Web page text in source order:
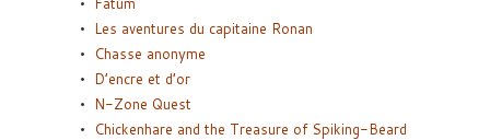
Les aventures du capitaine Ronan
Chasse anonyme
D’encre et d’or
N-Zone Quest
Chickenhare and the Treasure of Spiking-Beard